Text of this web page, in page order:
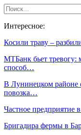
Интересное:
Косили траву –
МТБанк бьет
способ…
В Лунинецком районе
повозка…
Частное предприятие
Бригадира фермы в